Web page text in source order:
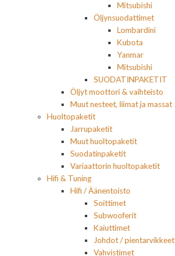
Mitsubishi
Öljynsuodattimet
Lombardini
Kubota
Yanmar
Mitsubishi
SUODATINPAKETIT
Öljyt moottori & vaihteisto
Muut nesteet, liimat ja massat
Huoltopaketit
Jarrupaketit
Muut huoltopaketit
Suodatinpaketit
Variaattorin huoltopaketit
Hifi & Tuning
Hifi / Äänentoisto
Soittimet
Subwooferit
Kaiuttimet
Johdot / pientarvikkeet
Vahvistimet